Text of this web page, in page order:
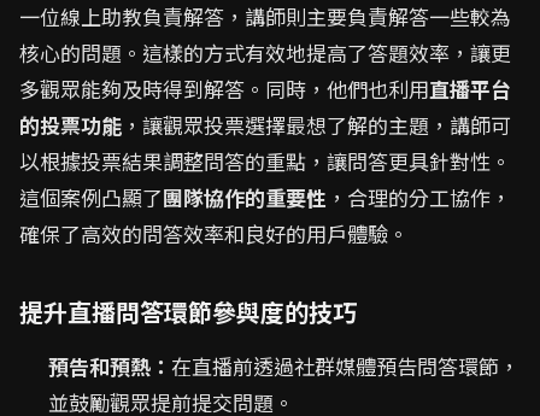
一位線上助教負責解答，講師則主要負責解答一些較為
核心的問題。這樣的方式有效地提高了答題效率，讓更
多觀眾能夠及時得到解答。同時，他們也利用直播平台
的投票功能 ，讓觀眾投票選擇最想了解的主題，講師可
以根據投票結果調整問答的重點，讓問答更具針對性。
這個案例凸顯了團隊協作的重要性 ，合理的分工協作，
確保了高效的問答效率和良好的用戶體驗。
提升直播問答環節參與度的技巧
預告和預熱： 在直播前透過社群媒體預告問答環節，
並鼓勵觀眾提前提交問題。